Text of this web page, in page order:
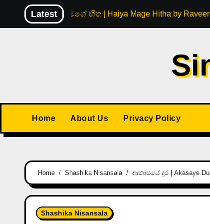
Latestහයිය මගේ හිත | Haiya Mage Hitha by Raveen
Home About Us Privacy Policy
Home Shashika Nisansala ආකාසයේ දුර | Akasaye
Shashika Nisansala